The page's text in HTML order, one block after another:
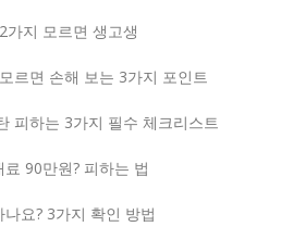
가지 모르면 생고생
르면 손해 보는 3가지 포인트
피하는 3가지 필수 체크리스트
90만원? 피하는 법
요? 3가지 확인 방법